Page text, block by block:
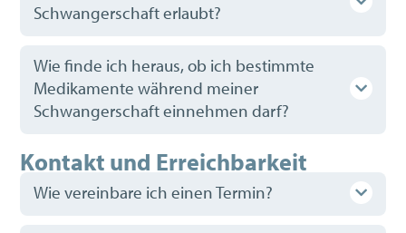
Schwangerschaft erlaubt?
Wie finde ich heraus, ob ich bestimmte
Medikamente während meiner
Schwangerschaft einnehmen darf?
Kontakt und Erreichbarkeit
Wie vereinbare ich einen Termin?